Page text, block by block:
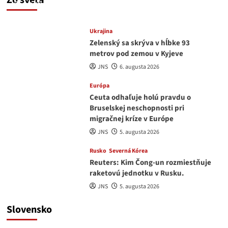
JNS
Ukrajina
Zelenský sa skrýva v hĺbke 93
metrov pod zemou v Kyjeve
JNS 6. augusta 2026
Európa
Ceuta odhaľuje holú pravdu o
Bruselskej neschopnosti pri
migračnej kríze v Európe
JNS 5. augusta 2026
Rusko Severná Kórea
Reuters: Kim Čong-un rozmiestňuje
raketovú jednotku v Rusku.
JNS 5. augusta 2026
Slovensko